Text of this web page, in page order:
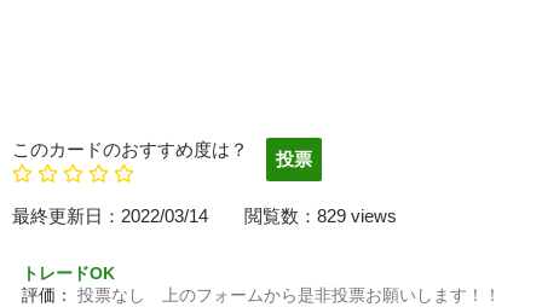
このカードのおすすめ度は？
最終更新日：2022/03/14 閲覧数：829 views
トレードOK
評価：
投票なし 上のフォームから是非投票お願いします！！